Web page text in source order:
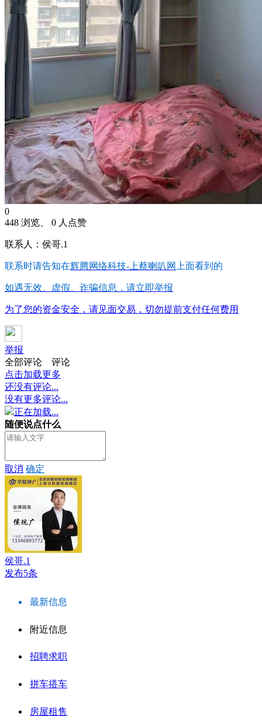
0
448 浏览、 0 人点赞
联系人：侯哥.1
联系时请告知在辉腾网络科技-上蔡喇叭网 上面看到的
如遇无效、虚假、诈骗信息，请立即举报
为了您的资金安全，请见面交易，切勿提前支付任何费用
举报
全部评论
评论
点击加载更多
还没有评论...
没有更多评论...
正在加载...
随便说点什么
取消 确定
侯哥.1
发布5条
最新信息
附近信息
招聘求职
拼车搭车
房屋租售